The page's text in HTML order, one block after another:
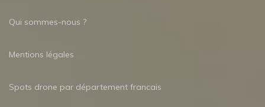
Qui sommes-nous ?
Mentions légales
Spots drone par département francais